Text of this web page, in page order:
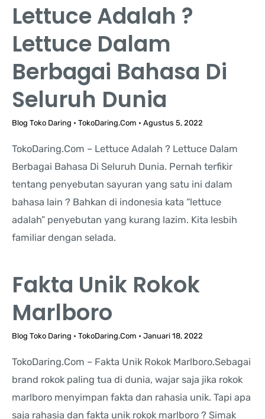
Lettuce Adalah ?
Lettuce Dalam
Berbagai Bahasa Di
Seluruh Dunia
Blog Toko Daring • TokoDaring.Com • Agustus 5, 2022
TokoDaring.Com – Lettuce Adalah ? Lettuce Dalam
Berbagai Bahasa Di Seluruh Dunia. Pernah terfikir
tentang penyebutan sayuran yang satu ini dalam
bahasa lain ? Bahkan di indonesia kata “lettuce
adalah” penyebutan yang kurang lazim. Kita lesbih
familiar dengan selada.
Fakta Unik Rokok
Marlboro
Blog Toko Daring • TokoDaring.Com • Januari 18, 2022
TokoDaring.Com – Fakta Unik Rokok Marlboro.Sebagai
brand rokok paling tua di dunia, wajar saja jika rokok
marlboro menyimpan fakta dan rahasia unik. Tapi apa
saja rahasia dan fakta unik rokok marlboro ? Simak